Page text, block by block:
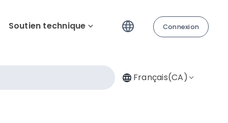
Soutien technique Connexion
Français(CA)